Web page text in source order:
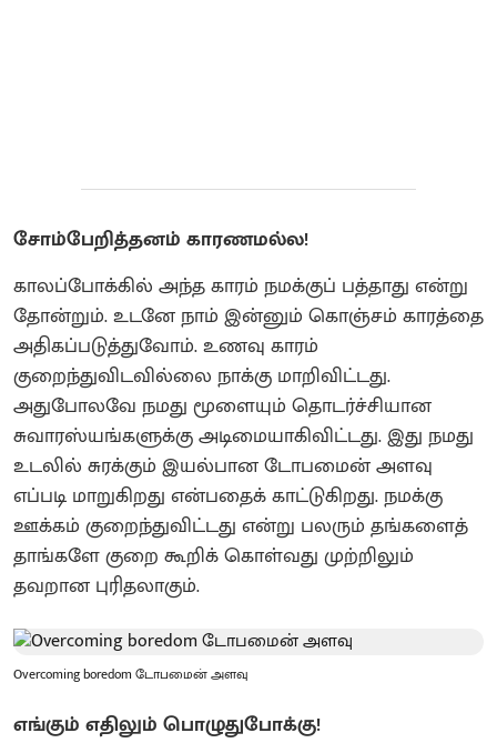
சோம்பேறித்தனம் காரணமல்ல!
காலப்போக்கில் அந்த காரம் நமக்குப் பத்தாது என்று
தோன்றும். உடனே நாம் இன்னும் கொஞ்சம் காரத்தை
அதிகப்படுத்துவோம். உணவு காரம்
குறைந்துவிடவில்லை நாக்கு மாறிவிட்டது.
அதுபோலவே நமது மூளையும் தொடர்ச்சியான
சுவாரஸ்யங்களுக்கு அடிமையாகிவிட்டது. இது நமது
உடலில் சுரக்கும் இயல்பான டோபமைன் அளவு
எப்படி மாறுகிறது என்பதைக் காட்டுகிறது. நமக்கு
ஊக்கம் குறைந்துவிட்டது என்று பலரும் தங்களைத்
தாங்களே குறை கூறிக் கொள்வது முற்றிலும்
தவறான புரிதலாகும்.
Overcoming boredom டோபமைன் அளவு
எங்கும் எதிலும் பொழுதுபோக்கு!